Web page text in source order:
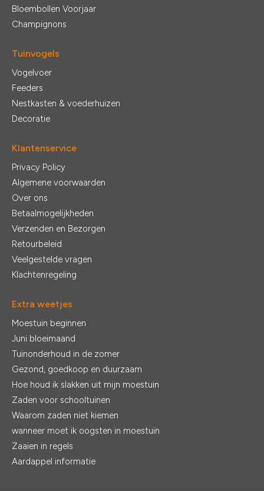
Bloembollen Voorjaar
Champignons
Tuinvogels
Vogelvoer
Feeders
Nestkasten & voederhuizen
Decoratie
Klantenservice
Privacy Policy
Algemene voorwaarden
Over ons
Betaalmogelijkheden
Verzenden en Bezorgen
Retourbeleid
Veelgestelde vragen
Klachtenregeling
Extra weetjes
Moestuin beginnen
Juni bloeimaand
Tuinonderhoud in de zomer
Gezond, goedkoop en duurzaam
Hoe houd ik slakken uit mijn moestuin
Zaden voor schooltuinen
Waarom zaden niet kiemen
wanneer moet ik oogsten in moestuin
Zaaien in regels
Aardappel informatie